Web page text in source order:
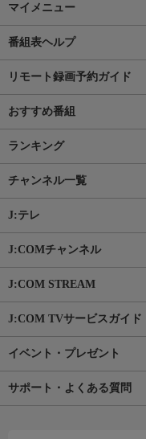
マイメニュー
番組表ヘルプ
リモート録画予約ガイド
おすすめ番組
ランキング
チャンネル一覧
J:テレ
J:COMチャンネル
J:COM STREAM
J:COM TVサービスガイド
イベント・プレゼント
サポート・よくある質問